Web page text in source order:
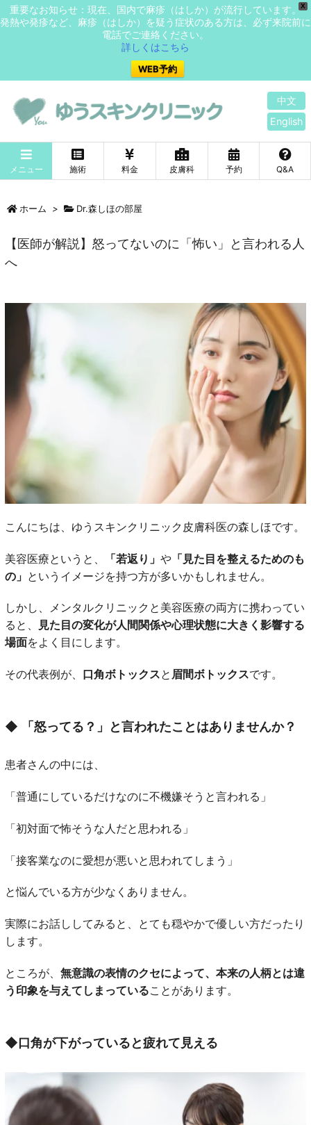
X
重要なお知らせ：現在、国内で麻疹（はしか）が流行しています。
発熱や発疹など、麻疹（はしか）を疑う症状のある方は、必ず来院前に
電話でご連絡ください。
詳しくはこちら
WEB予約
中文
English
メニュー 施術 料金 皮膚科 予約 Q&A
ホーム > Dr.森しほの部屋
【医師が解説】怒ってないのに「怖い」と言われる人
へ
こんにちは、ゆうスキンクリニック皮膚科医の森しほです。
美容医療というと、 「若返り」 や 「見た目を整えるためのも
の」 というイメージを持つ方が多いかもしれません。
しかし、メンタルクリニックと美容医療の両方に携わってい
ると、
見た目の変化が人間関係や心理状態に大きく影響する
場面をよく目にします。
その代表例が、 口角ボトックスと 眉間ボトックスです。
◆ 「怒ってる？」と言われたことはありませんか？
患者さんの中には、
「普通にしているだけなのに不機嫌そうと言われる」
「初対面で怖そうな人だと思われる」
「接客業なのに愛想が悪いと思われてしまう」
と悩んでいる方が少なくありません。
実際にお話ししてみると、とても穏やかで優しい方だったり
します。
ところが、 無意識の表情のクセによって、本来の人柄とは違
う印象を与えてしまっていることがあります。
◆口角が下がっていると疲れて見える